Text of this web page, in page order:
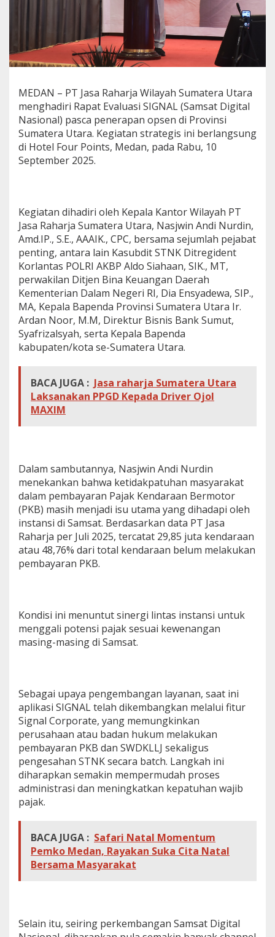
a
l
i
s
i
S
G
N
A
u
k
T
n
g
k
a
t
k
a
n
K
a
u
j
a
k
e
n
d
a
r
a
MEDAN – PT Jasa Raharja Wilayah Sumatera Utara
menghadiri Rapat Evaluasi SIGNAL (Samsat Digital
Nasional) pasca penerapan opsen di Provinsi
Sumatera Utara. Kegiatan strategis ini berlangsung
di Hotel Four Points, Medan, pada Rabu, 10
September 2025.
Kegiatan dihadiri oleh Kepala Kantor Wilayah PT
Jasa Raharja Sumatera Utara, Nasjwin Andi Nurdin,
Amd.IP., S.E., AAAIK., CPC, bersama sejumlah pejabat
penting, antara lain Kasubdit STNK Ditregident
Korlantas POLRI AKBP Aldo Siahaan, SIK., MT,
perwakilan Ditjen Bina Keuangan Daerah
Kementerian Dalam Negeri RI, Dia Ensyadewa, SIP.,
MA, Kepala Bapenda Provinsi Sumatera Utara Ir.
Ardan Noor, M.M, Direktur Bisnis Bank Sumut,
Syafrizalsyah, serta Kepala Bapenda
kabupaten/kota se-Sumatera Utara.
BACA JUGA : Jasa raharja Sumatera Utara
Laksanakan PPGD Kepada Driver Ojol
MAXIM
Dalam sambutannya, Nasjwin Andi Nurdin
menekankan bahwa ketidakpatuhan masyarakat
dalam pembayaran Pajak Kendaraan Bermotor
(PKB) masih menjadi isu utama yang dihadapi oleh
instansi di Samsat. Berdasarkan data PT Jasa
Raharja per Juli 2025, tercatat 29,85 juta kendaraan
atau 48,76% dari total kendaraan belum melakukan
pembayaran PKB.
Kondisi ini menuntut sinergi lintas instansi untuk
menggali potensi pajak sesuai kewenangan
masing-masing di Samsat.
Sebagai upaya pengembangan layanan, saat ini
aplikasi SIGNAL telah dikembangkan melalui fitur
Signal Corporate, yang memungkinkan
perusahaan atau badan hukum melakukan
pembayaran PKB dan SWDKLLJ sekaligus
pengesahan STNK secara batch. Langkah ini
diharapkan semakin mempermudah proses
administrasi dan meningkatkan kepatuhan wajib
pajak.
BACA JUGA : Safari Natal Momentum
Pemko Medan, Rayakan Suka Cita Natal
Bersama Masyarakat
Selain itu, seiring perkembangan Samsat Digital